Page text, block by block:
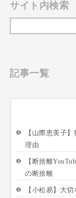
サイト内検索
記事一覧
【山際恵美子
理由
【断捨離
の断捨離
【小松易】大